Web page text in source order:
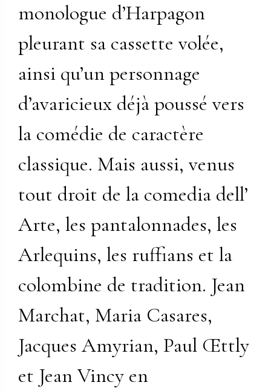
monologue d’Harpagon
pleurant sa cassette volée,
ainsi qu’un personnage
d’avaricieux déjà poussé vers
la comédie de caractère
classique. Mais aussi, venus
tout droit de la comedia dell’
Arte, les pantalonnades, les
Arlequins, les ruffians et la
colombine de tradition. Jean
Marchat, Maria Casares,
Jacques Amyrian, Paul Œttly
et Jean Vincy en